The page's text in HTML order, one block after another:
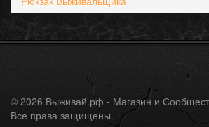
© 2026 Выживай.рф - Магазин и
Все права защищены.